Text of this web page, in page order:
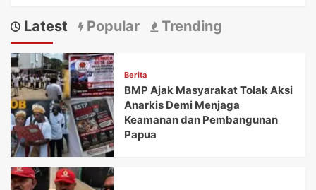
Latest Popular Trending
Berita
BMP Ajak Masyarakat Tolak Aksi
Anarkis Demi Menjaga
Keamanan dan Pembangunan
Papua